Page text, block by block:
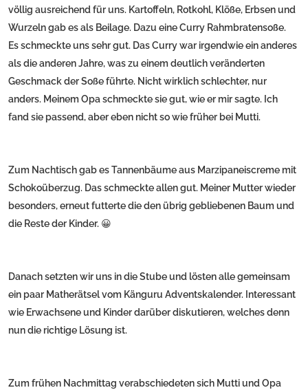
völlig ausreichend für uns. Kartoffeln, Rotkohl, Klöße, Erbsen und
Wurzeln gab es als Beilage. Dazu eine Curry Rahmbratensoße.
Es schmeckte uns sehr gut. Das Curry war irgendwie ein anderes
als die anderen Jahre, was zu einem deutlich veränderten
Geschmack der Soße führte. Nicht wirklich schlechter, nur
anders. Meinem Opa schmeckte sie gut, wie er mir sagte. Ich
fand sie passend, aber eben nicht so wie früher bei Mutti.
Zum Nachtisch gab es Tannenbäume aus Marzipaneiscreme mit
Schokoüberzug. Das schmeckte allen gut. Meiner Mutter wieder
besonders, erneut futterte die den übrig gebliebenen Baum und
die Reste der Kinder. 😀
Danach setzten wir uns in die Stube und lösten alle gemeinsam
ein paar Matherätsel vom Känguru Adventskalender. Interessant
wie Erwachsene und Kinder darüber diskutieren, welches denn
nun die richtige Lösung ist.
Zum frühen Nachmittag verabschiedeten sich Mutti und Opa